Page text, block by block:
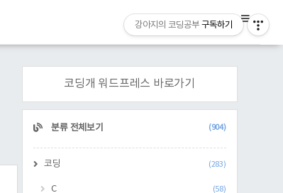
코딩개 워드프레스 바로가기
CATEGORY
분류 전체보기 (904)
코딩 (283)
C (58)
강아지의 코딩공부 구독하기